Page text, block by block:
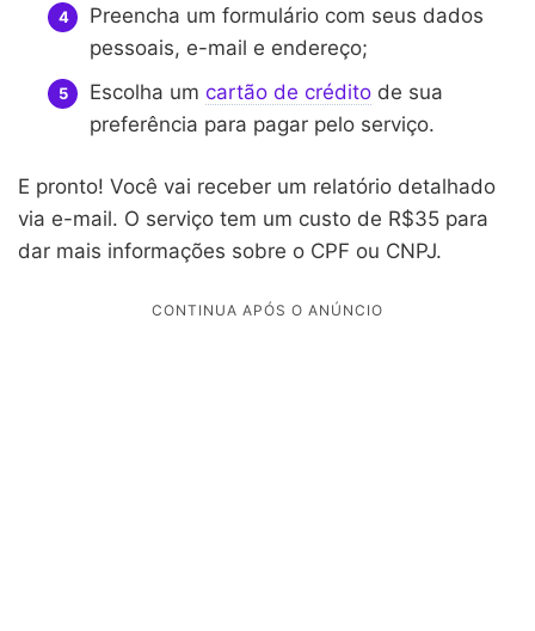
Preencha um formulário com seus dados
pessoais, e-mail e endereço;
Escolha um cartão de crédito de sua
preferência para pagar pelo serviço.
E pronto! Você vai receber um relatório detalhado
via e-mail. O serviço tem um custo de R$35 para
dar mais informações sobre o CPF ou CNPJ.